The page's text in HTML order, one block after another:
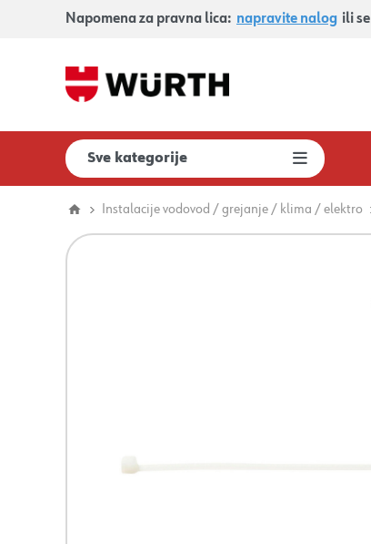
Napomena za pravna lica: napravite nalog ili se
Sve kategorije
Instalacije vodovod / grejanje / klima / elektro